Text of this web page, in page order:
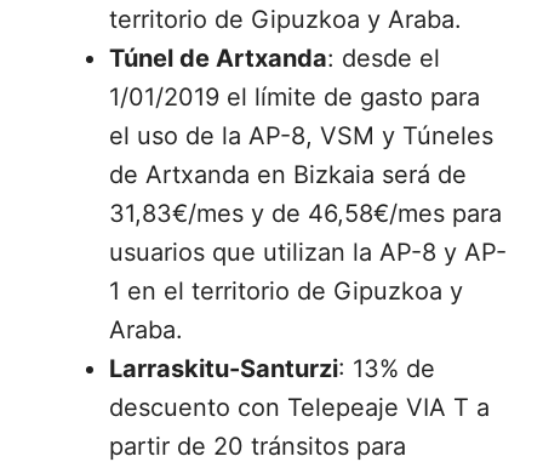
territorio de Gipuzkoa y Araba.
Túnel de Artxanda: desde el
1/01/2019 el límite de gasto para
el uso de la AP-8, VSM y Túneles
de Artxanda en Bizkaia será de
31,83€/mes y de 46,58€/mes para
usuarios que utilizan la AP-8 y AP-
1 en el territorio de Gipuzkoa y
Araba.
Larraskitu-Santurzi: 13% de
descuento con Telepeaje VIA T a
partir de 20 tránsitos para